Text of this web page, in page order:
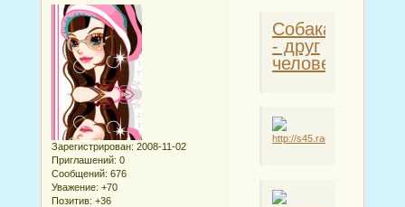
Зарегистрирован: 2008-11-02
Приглашений: 0
Сообщений: 676
Уважение: +70
Позитив: +36
Собака
- друг
человека